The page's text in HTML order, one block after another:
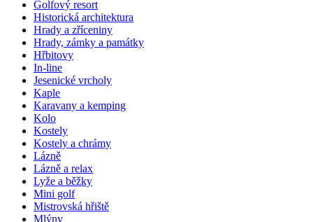
Golfový resort
Historická architektura
Hrady a zříceniny
Hrady, zámky a památky
Hřbitovy
In-line
Jesenické vrcholy
Kaple
Karavany a kemping
Kolo
Kostely
Kostely a chrámy
Lázně
Lázně a relax
Lyže a běžky
Mini golf
Mistrovská hřiště
Mlýny